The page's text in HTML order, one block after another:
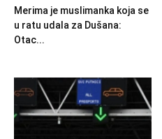
Merima je muslimanka koja se
u ratu udala za Dušana:
Otac...